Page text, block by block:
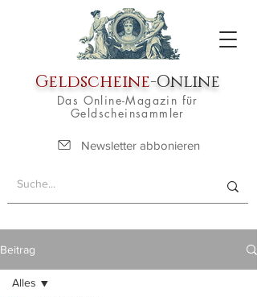
Geldscheine-Online
Das Online-Magazin für
Geldscheinsammler
Newsletter abbonieren
Beitrag
Alles